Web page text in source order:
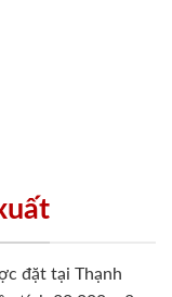
đặt tại Thạnh